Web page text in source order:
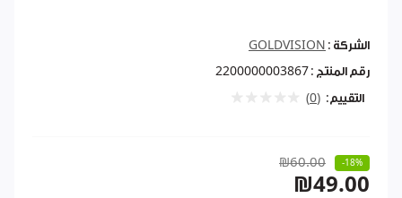
الشركة : GOLDVISION
رقم المنتج : 2200000003867
التقييم: (0)
₪60.00 -18%
₪49.00